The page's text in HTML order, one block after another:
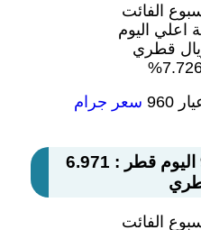
الفائت
اعلي اليوم
960
سعر جرام
سعر جرام الفضة 958 اليوم قطر : 6.971
الفائت